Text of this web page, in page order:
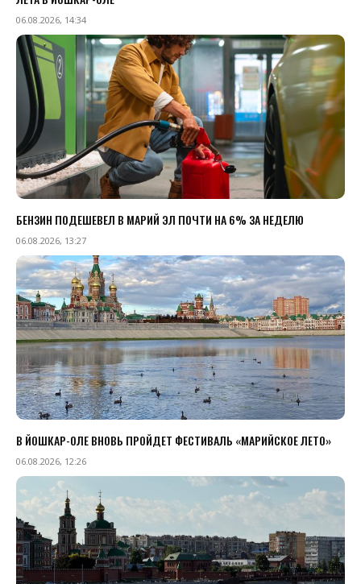
06.08.2026, 14:34
БЕНЗИН ПОДЕШЕВЕЛ В МАРИЙ ЭЛ ПОЧТИ НА 6% ЗА НЕДЕЛЮ
06.08.2026, 13:27
В ЙОШКАР-ОЛЕ ВНОВЬ ПРОЙДЕТ ФЕСТИВАЛЬ «МАРИЙСКОЕ ЛЕТО»
06.08.2026, 12:26